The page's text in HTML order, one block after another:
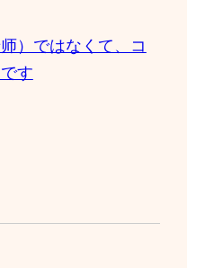
）ではなくて、コ
す